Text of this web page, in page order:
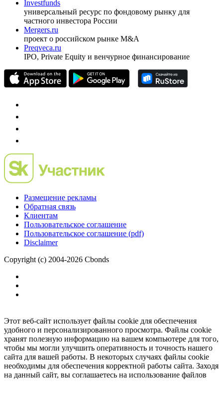
Investfunds
универсальный ресурс по фондовому рынку для
частного инвестора России
Mergers.ru
проект о российском рынке M&A
Preqveca.ru
IPO, Private Equity и венчурное финансирование
Размещение рекламы
Обратная связь
Клиентам
Пользовательское соглашение
Пользовательское соглашение (pdf)
Disclaimer
Copyright (c) 2004-2026 Cbonds
Этот веб-сайт использует файлы cookie для обеспечения
удобного и персонализированного просмотра. Файлы cookie
хранят полезную информацию на вашем компьютере для того,
чтобы мы могли улучшить оперативность и точность нашего
сайта для вашей работы. В некоторых случаях файлы cookie
необходимы для обеспечения корректной работы сайта. Заходя
на данный сайт, вы соглашаетесь на использование файлов